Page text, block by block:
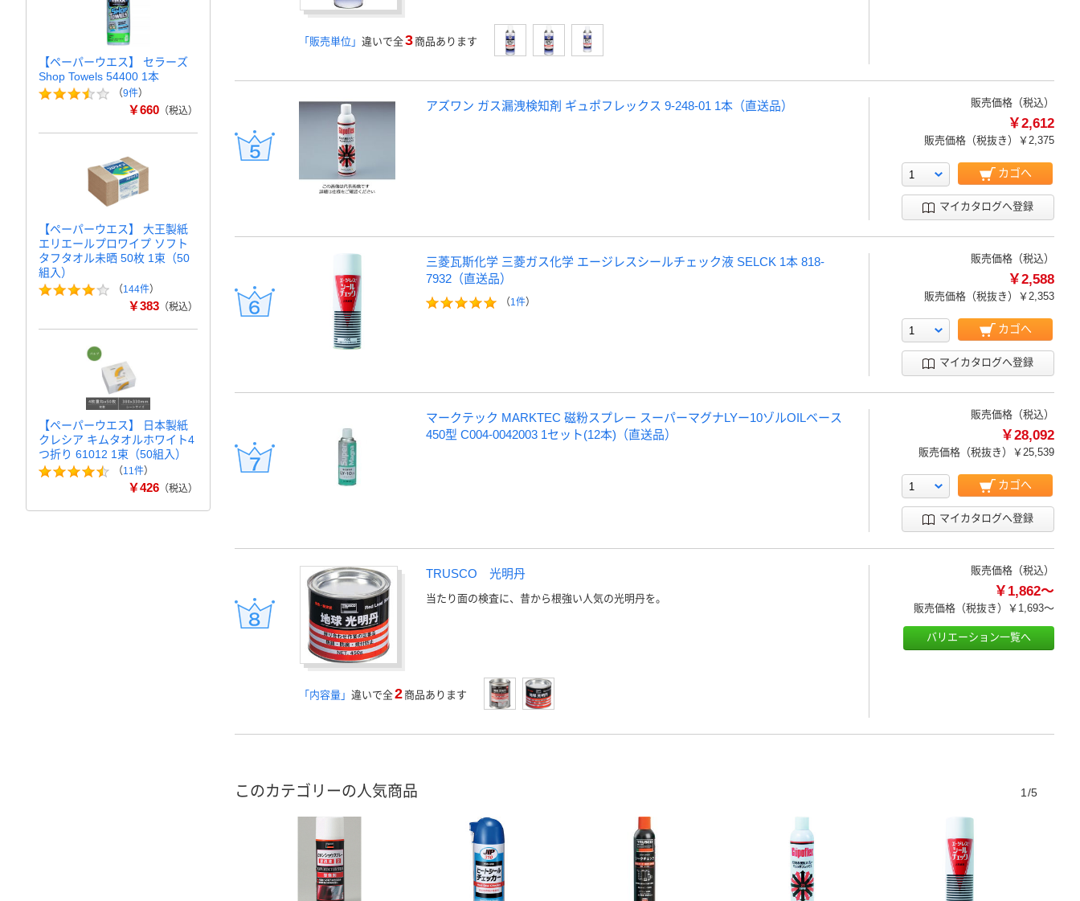
「販売単位」 違いで全3 商品あります
アズワン ガス漏洩検知剤 ギュポフレックス 9-248-01 1本（直送品） 販売価格（税込）
￥2,612
販売価格（税抜き） ￥2,375
カゴへ
マイカタログへ登録
三菱瓦斯化学 三菱ガス化学 エージレスシールチェック液 SELCK 1本 818-
7932（直送品）
（1件）
販売価格（税込）
￥2,588
販売価格（税抜き） ￥2,353
カゴへ
マイカタログへ登録
マークテック MARKTEC 磁粉スプレー スーパーマグナLYー10ゾルOILベース
450型 C004-0042003 1セット(12本)（直送品）
販売価格（税込）
￥28,092
販売価格（税抜き） ￥25,539
カゴへ
マイカタログへ登録
TRUSCO 光明丹
当たり面の検査に、昔から根強い人気の光明丹を。
「内容量」 違いで全2 商品あります
販売価格（税込）
￥1,862～
販売価格（税抜き） ￥1,693～
バリエーション一覧へ
このカテゴリーの人気商品 1/5
【ペーパーウエス】 セラーズ
Shop Towels 54400 1本
（9件）
￥660 （税込）
【ペーパーウエス】 大王製紙
エリエールプロワイプ ソフト
タフタオル未晒 50枚 1束（50
組入）
（144件）
￥383 （税込）
【ペーパーウエス】 日本製紙
クレシア キムタオルホワイト4
つ折り 61012 1束（50組入）
（11件）
￥426 （税込）